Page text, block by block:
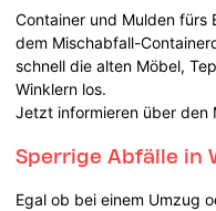
Container und Mulden fürs
dem Mischabfall-
schnell die alten Möbel,
Winklern los.
Jetzt informieren über den
Sperrige Abfälle in
Egal ob bei einem Umzug